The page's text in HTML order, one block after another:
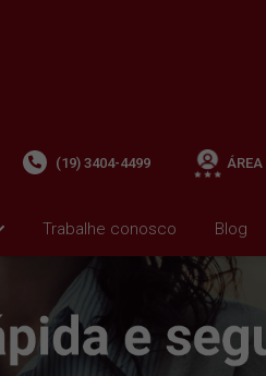
Trabalhe conosco Blog
(19) 3404-4499 ÁREA